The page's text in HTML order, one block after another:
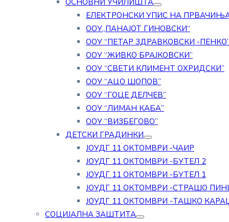
ОСНОВНИ УЧИЛИШТА
ЕЛЕКТРОНСКИ УПИС НА
ООУ„ПАНАЈОТ ГИНОВСКИ“
ООУ “ПЕТАР ЗДРАВКОВСКИ -ПЕНКО”
ООУ “ЖИВКО БРАЈКОВСКИ”
ООУ “СВЕТИ КЛИМЕНТ ОХРИДСКИ”
ООУ “АЦО ШОПОВ”
ООУ “ГОЦЕ ДЕЛЧЕВ”
ООУ “ЛИМАН КАБА”
ООУ “ВИЗБЕГОВО”
ДЕТСКИ ГРАДИНКИ
ЈОУДГ 11 ОКТОМВРИ -ЧАИР
ЈОУДГ 11 ОКТОМВРИ -БУТЕЛ 2
ЈОУДГ 11 ОКТОМВРИ -БУТЕЛ 1
ЈОУДГ 11 ОКТОМВРИ -СТРАШО
ЈОУДГ 11 ОКТОМВРИ -ТАШКО
СОЦИЈАЛНА ЗАШТИТА